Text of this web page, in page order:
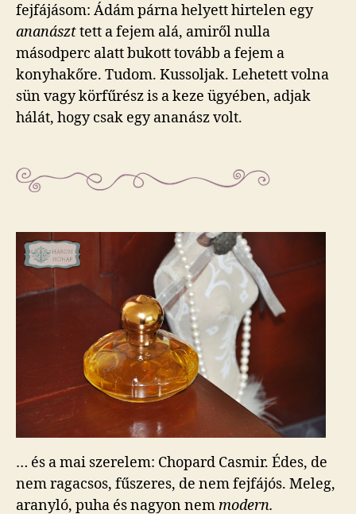
fejfájásom: Ádám párna helyett hirtelen egy
ananászttett a fejem alá, amiről nulla
másodperc alatt bukott tovább a fejem a
konyhakőre. Tudom. Kussoljak. Lehetett volna
sün vagy körfűrész is a keze ügyében, adjak
hálát, hogy csak egy ananász volt.
… és a mai szerelem: Chopard Casmir. Édes, de
nem ragacsos, fűszeres, de nem fejfájós. Meleg,
aranyló, puha és nagyon nemmodern.